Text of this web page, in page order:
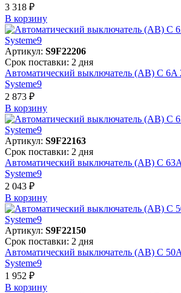
3 318 ₽
В корзинy
Артикул: S9F22206
Срок поставки: 2 дня
Автоматический выключатель (АВ) C 6A
Systeme9
2 873 ₽
В корзинy
Артикул: S9F22163
Срок поставки: 2 дня
Автоматический выключатель (АВ) C
Systeme9
2 043 ₽
В корзинy
Артикул: S9F22150
Срок поставки: 2 дня
Автоматический выключатель (АВ) C
Systeme9
1 952 ₽
В корзинy